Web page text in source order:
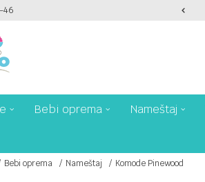
46 PLATNIM KARTICAMA NA 6 RATA!
Bebi oprema Nameštaj
Bebi oprema Nameštaj Komode Pinewood